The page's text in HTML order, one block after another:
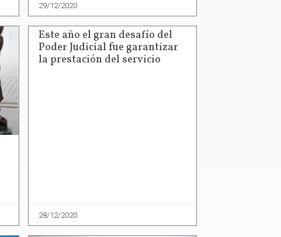
29/12/2020
Este año el gran desafío del
Poder Judicial fue garantizar
la prestación del servicio
28/12/2020